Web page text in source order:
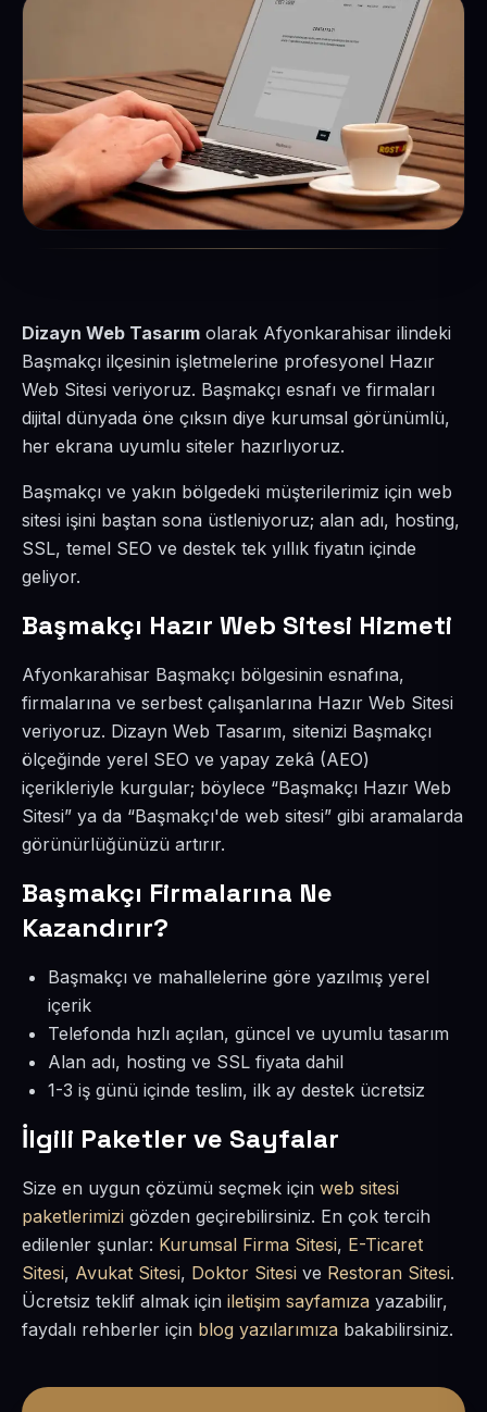
Dizayn Web Tasarım olarak Afyonkarahisar ilindeki
Başmakçı ilçesinin işletmelerine profesyonel Hazır
Web Sitesi veriyoruz. Başmakçı esnafı ve firmaları
dijital dünyada öne çıksın diye kurumsal görünümlü,
her ekrana uyumlu siteler hazırlıyoruz.
Başmakçı ve yakın bölgedeki müşterilerimiz için web
sitesi işini baştan sona üstleniyoruz; alan adı, hosting,
SSL, temel SEO ve destek tek yıllık fiyatın içinde
geliyor.
Başmakçı Hazır Web Sitesi Hizmeti
Afyonkarahisar Başmakçı bölgesinin esnafına,
firmalarına ve serbest çalışanlarına Hazır Web Sitesi
veriyoruz. Dizayn Web Tasarım, sitenizi Başmakçı
ölçeğinde yerel SEO ve yapay zekâ (AEO)
içerikleriyle kurgular; böylece “Başmakçı Hazır Web
Sitesi” ya da “Başmakçı'de web sitesi” gibi aramalarda
görünürlüğünüzü artırır.
Başmakçı Firmalarına Ne
Kazandırır?
Başmakçı ve mahallelerine göre yazılmış yerel
içerik
Telefonda hızlı açılan, güncel ve uyumlu tasarım
Alan adı, hosting ve SSL fiyata dahil
1-3 iş günü içinde teslim, ilk ay destek ücretsiz
İlgili Paketler ve Sayfalar
Size en uygun çözümü seçmek için web sitesi
paketlerimizi gözden geçirebilirsiniz. En çok tercih
edilenler şunlar: Kurumsal Firma Sitesi, E-Ticaret
Sitesi, Avukat Sitesi, Doktor Sitesi ve Restoran Sitesi.
Ücretsiz teklif almak için iletişim sayfamıza yazabilir,
faydalı rehberler için blog yazılarımıza bakabilirsiniz.